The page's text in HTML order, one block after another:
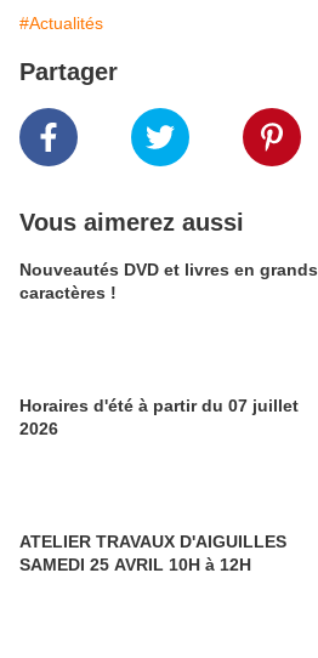
#Actualités
Partager
Vous aimerez aussi
Nouveautés DVD et livres en grands
caractères !
Horaires d'été à partir du 07 juillet
2026
ATELIER TRAVAUX D'AIGUILLES
SAMEDI 25 AVRIL 10H à 12H